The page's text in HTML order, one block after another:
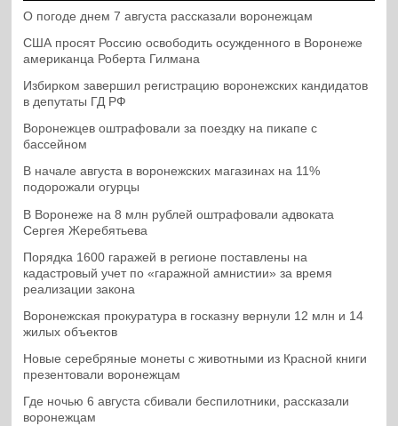
О погоде днем 7 августа рассказали воронежцам
США просят Россию освободить осужденного в Воронеже
американца Роберта Гилмана
Избирком завершил регистрацию воронежских кандидатов
в депутаты ГД РФ
Воронежцев оштрафовали за поездку на пикапе с
бассейном
В начале августа в воронежских магазинах на 11%
подорожали огурцы
В Воронеже на 8 млн рублей оштрафовали адвоката
Сергея Жеребятьева
Порядка 1600 гаражей в регионе поставлены на
кадастровый учет по «гаражной амнистии» за время
реализации закона
Воронежская прокуратура в госказну вернули 12 млн и 14
жилых объектов
Новые серебряные монеты с животными из Красной книги
презентовали воронежцам
Где ночью 6 августа сбивали беспилотники, рассказали
воронежцам